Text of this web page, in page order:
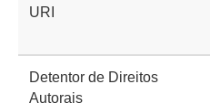
URI
Detentor de Direitos
Autorais